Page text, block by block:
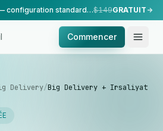
Configuration clé en main — configuration standard, réalisée par notre équipe.$149GRATUIT
Commencer
Delivery/Big Delivery + Irsaliyat